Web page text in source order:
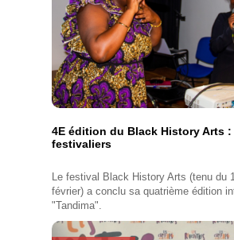
4E édition du Black History Arts :
festivaliers
Le festival Black History Arts (tenu du
février) a conclu sa quatrième édition
"Tandima".